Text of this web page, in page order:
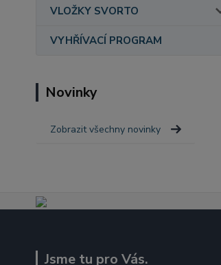
VLOŽKY SVORTO
VYHŘÍVACÍ PROGRAM
Novinky
Zobrazit všechny novinky
Jsme tu pro Vás.